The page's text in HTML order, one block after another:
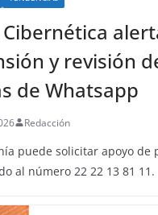
Cibernética
y revisión
de Whatsapp
Redacción
puede solicitar apoyo de
al número 22 22 13 81 11.